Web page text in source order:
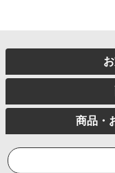
商品・